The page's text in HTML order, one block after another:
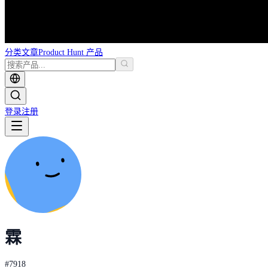
分类文章Product Hunt 产品
登录注册
霖
#7918